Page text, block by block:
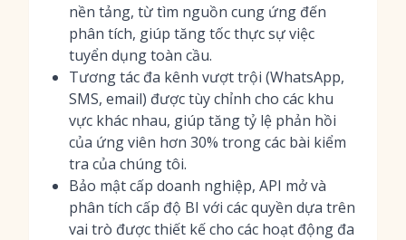
nền tảng, từ tìm nguồn cung ứng đến
phân tích, giúp tăng tốc thực sự việc
tuyển dụng toàn cầu.
Tương tác đa kênh vượt trội (WhatsApp,
SMS, email) được tùy chỉnh cho các khu
vực khác nhau, giúp tăng tỷ lệ phản hồi
của ứng viên hơn 30% trong các bài kiểm
tra của chúng tôi.
Bảo mật cấp doanh nghiệp, API mở và
phân tích cấp độ BI với các quyền dựa trên
vai trò được thiết kế cho các hoạt động đa